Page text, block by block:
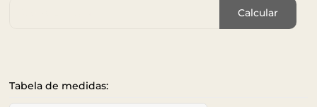
Calcular
Tabela de medidas: